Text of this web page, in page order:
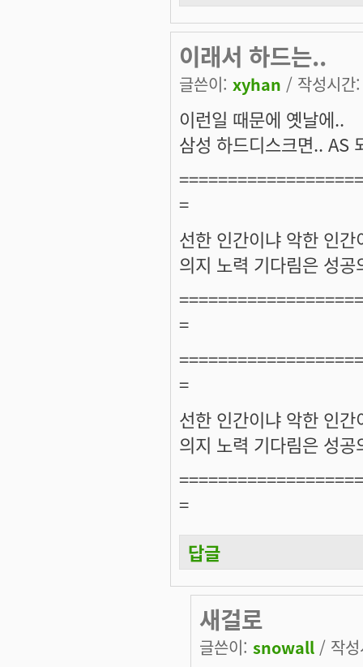
이래서 하드는..
글쓴이: xyhan / 작성시
이런일 때문에 옛날에..
삼성 하드디스크면.. AS
=
선한 인간이냐 악한 인
의지 노력 기다림은 성
=
=
선한 인간이냐 악한 인
의지 노력 기다림은 성
=
답글
새걸로
글쓴이: snowall / 작